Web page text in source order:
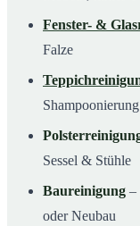
Fenster- &
Falze
Sessel & Stühle
Baureinigung –
oder Neubau